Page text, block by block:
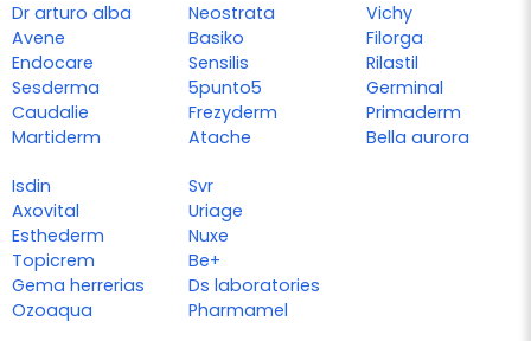
Dr arturo alba
Avene
Endocare
Sesderma
Caudalie
Martiderm
Neostrata
Basiko
Sensilis
5punto5
Frezyderm
Atache
Vichy
Filorga
Rilastil
Germinal
Primaderm
Bella aurora
Isdin
Axovital
Esthederm
Topicrem
Gema herrerias
Ozoaqua
Svr
Uriage
Nuxe
Be+
Ds laboratories
Pharmamel